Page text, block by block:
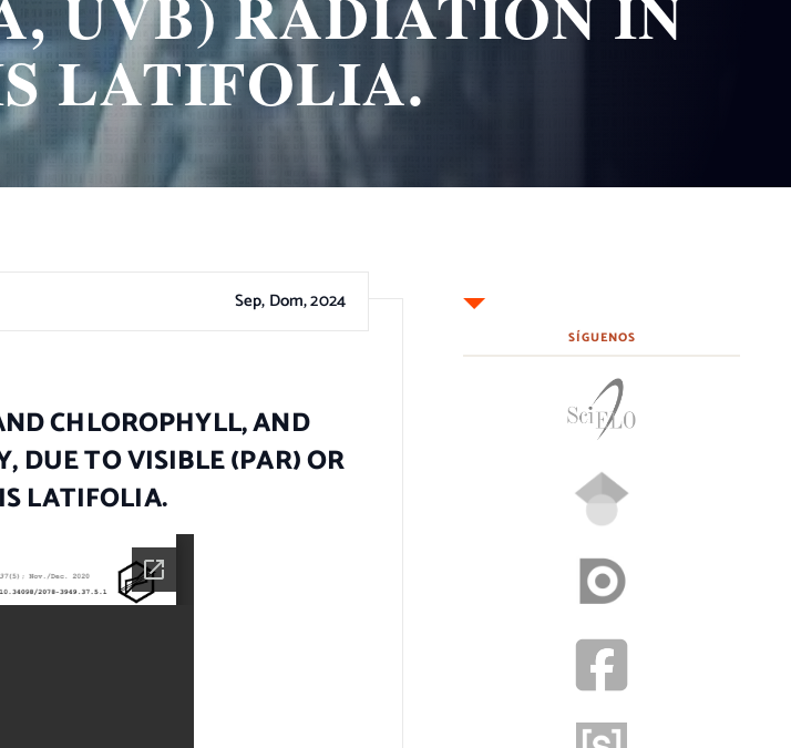
LATIFOLIA.
Sep, Dom, 2024
CHLOROPHYLL, AND
DUE TO VISIBLE (PAR) OR
LATIFOLIA.
SÍGUENOS